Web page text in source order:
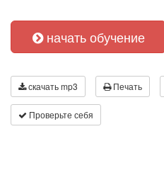
начать обучение
скачать mp3 Печать
Проверьте себя